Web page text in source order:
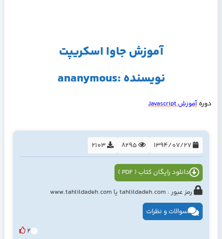
آموزش جاوا اسکریپت
نویسنده :ananymous
دوره آموزشJavascript
1394/07/27
8295
2103
دانلود رایگان کتاب ( PDF )
رمز عبور : tahlildadeh.com یا www.tahlildadeh.com
سوالات و نظرات
2